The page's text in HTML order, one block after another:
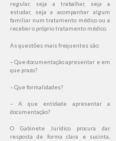
regular, seja a trabalhar, seja a
estudar, seja a acompanhar algum
familiar num tratamento médico ou a
receber o próprio tratamento médico.
As questões mais frequentes são:
– Que documentação apresentar e em
que prazo?
– Que formalidades?
– A que entidade apresentar a
documentação?
O Gabinete Jurídico procura dar
resposta de forma clara e sucinta,